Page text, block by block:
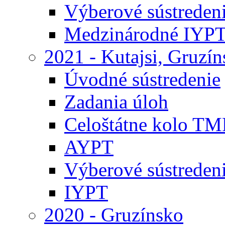
Výberové
Medzinárodné
2021 - Kutajsi,
Úvodné sústredenie
Zadania úloh
Celoštátne kolo
AYPT
Výberové
IYPT
2020 - Gruzínsko